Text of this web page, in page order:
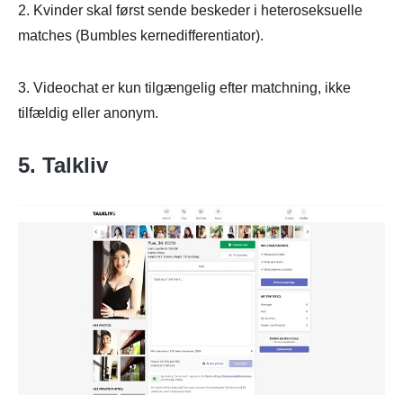
2. Kvinder skal først sende beskeder i heteroseksuelle
matches (Bumbles kernedifferentiator).
3. Videochat er kun tilgængelig efter matchning, ikke
tilfældig eller anonym.
5. Talkliv